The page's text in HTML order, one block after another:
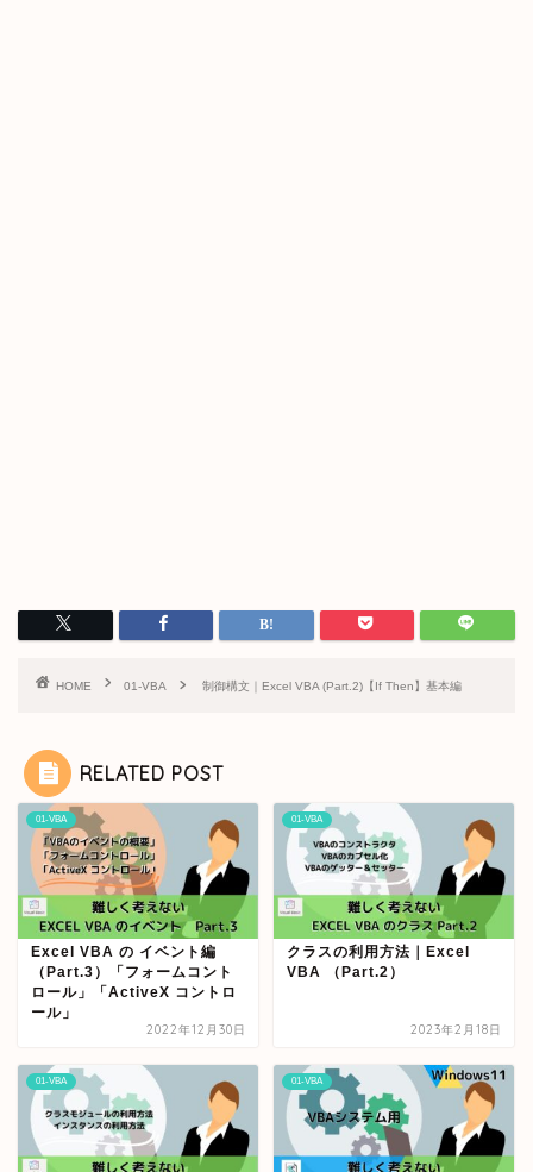
HOME 01-VBA 制御構文｜Excel VBA (Part.2)【If Then】基本編
RELATED POST
01-VBA
Excel VBA の イベント編
（Part.3）「フォームコント
ロール」「ActiveX コントロ
ール」
2022年12月30日
01-VBA
クラスの利用方法｜Excel
VBA （Part.2）
2023年2月18日
01-VBA 01-VBA